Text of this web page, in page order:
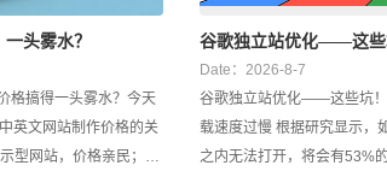
头雾水？
格搞得一头雾水？今天
谷歌独立站优化——这些
Date：2026-8-7
谷歌独立站优化——这些坑！不要踩
载速度过慢 根据研究显示，如果某个网页在三秒钟
之内无法打开，将会有53%